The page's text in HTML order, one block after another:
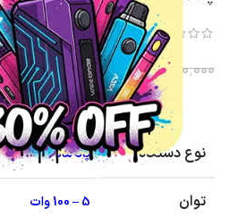
(دیدگاه کاربر1
۸,۱۰۰,۰۰۰تومان۷,۲۰۰,۰۰۰تومان
نوع دستگاه پاد ماد
توان 5 – 100 وات